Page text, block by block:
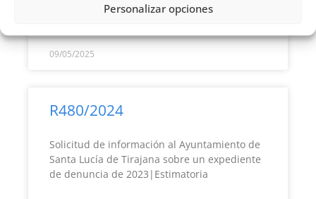
Personalizar opciones
09/05/2025
R480/2024
Solicitud de información al Ayuntamiento de
Santa Lucía de Tirajana sobre un expediente
de denuncia de 2023|Estimatoria